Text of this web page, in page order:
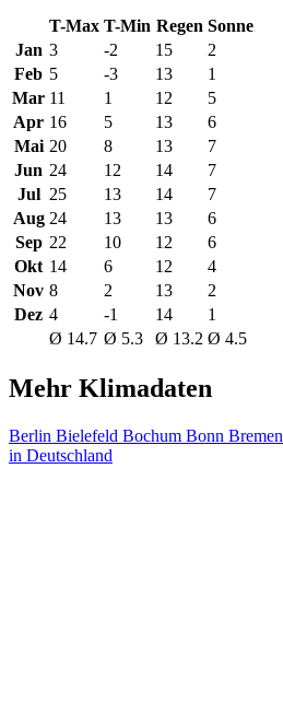
T-Max T-Min Regen Sonne
Jan 3 -2 15
2
Feb 5 -3 13
1
Mar 11 1 12
5
Apr 16 5 13
6
Mai 20 8 13
7
Jun 24 12 14
7
Jul 25 13 14
7
Aug 24 13 13
6
Sep 22 10 12
6
Okt 14 6 12
4
Nov 8 2 13
2
Dez 4 -1 14
1
Ø 14.7 Ø 5.3 Ø 13.2 Ø 4.5
Mehr Klimadaten
Berlin Bielefeld Bochum Bonn Bremen
in Deutschland